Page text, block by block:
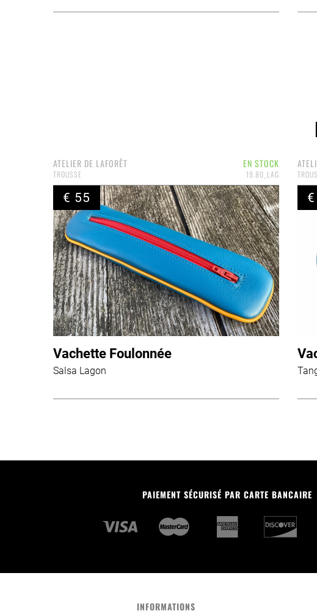
EN STOCK
ATELIER DE LAFORÊT
19.80_LAG
TROUSSE
€ 55
Vachette Foulonnée
Salsa Lagon
PAIEMENT SÉCURISÉ PAR CARTE BANCAIRE
INFORMATIONS